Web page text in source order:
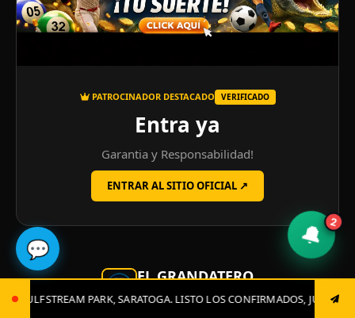
LISTO LOS CONFIRMADOS, JUGADAS CLAVES Y EL GRAN
PATROCINADOR DESTACADO VERIFICADO
Entra ya
Garantia y Responsabilidad!
ENTRAR AL SITIO OFICIAL ↗
EL GRANDATERO
AUTORIDAD DESDE 2014
🔔
2
💬